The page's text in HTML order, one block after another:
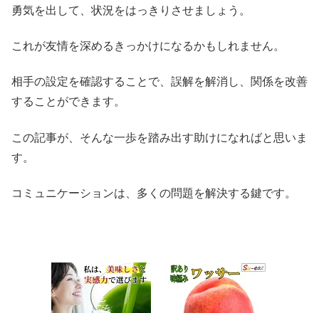
勇気を出して、状況をはっきりさせましょう。
これが友情を深めるきっかけになるかもしれません。
相手の設定を確認することで、誤解を解消し、関係を改善
することができます。
この記事が、そんな一歩を踏み出す助けになればと思いま
す。
コミュニケーションは、多くの問題を解決する鍵です。